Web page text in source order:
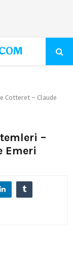
Cotteret – Claude
–
Emeri